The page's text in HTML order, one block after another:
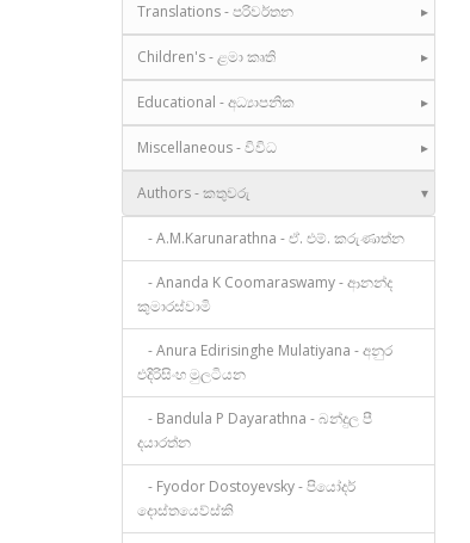
Translations - පරිවර්තන
Children's - ළමා කෘති
Educational - අධ්‍යාපනික
Miscellaneous - විවිධ
Authors - කතුවරු
- A.M.Karunarathna - ඒ. එම්. කරුණාත්න
- Ananda K Coomaraswamy - ආනන්ද
කුමාරස්වාමි
- Anura Edirisinghe Mulatiyana - අනුර
එදිරිසිංහ මුලටියන
- Bandula P Dayarathna - බන්දුල පී
දයාරත්න
- Fyodor Dostoyevsky - පියෝදර්
දොස්තයෙව්ස්කි